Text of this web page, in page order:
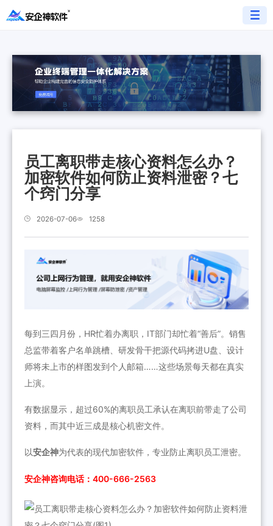
员工离职带走核心资料怎么办？
加密软件如何防止资料泄密？七
个窍门分享
2026-07-06 1258
每到三四月份，HR忙着办离职，IT部门却忙着“善后”。销售
总监带着客户名单跳槽、研发骨干把源代码拷进U盘、设计
师将未上市的样图发到个人邮箱……这些场景每天都在真实
上演。
有数据显示，超过60%的离职员工承认在离职前带走了公司
资料，而其中近三成是核心机密文件。
以安企神为代表的现代加密软件，专业防止离职员工泄密。
安企神咨询电话：400-666-2563